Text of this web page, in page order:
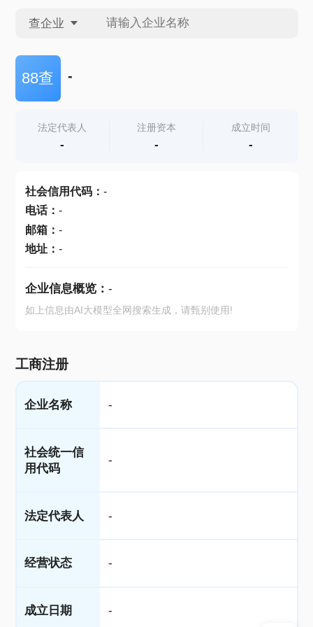
查企业
查企业
查产地
88查 -
法定代表人
-
注册资本
-
成立时间
-
社会信用代码： -
电话： -
邮箱： -
地址： -
企业信息概览： -
如上信息由AI大模型全网搜索生成，请甄别使用!
工商注册
企业名称 -
社会统一信
用代码
-
法定代表人 -
经营状态 -
成立日期 -